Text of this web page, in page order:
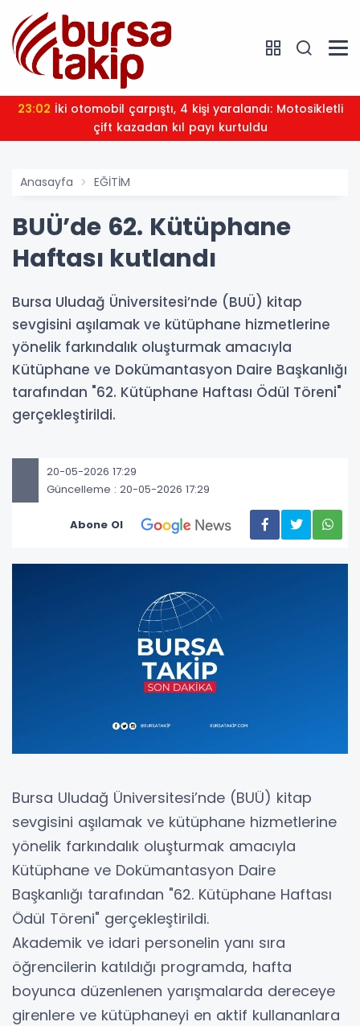
23:02
çift kazadan kıl payı kurtuldu
Anasayfa EĞİTİM
BUÜ’de 62. Kütüphane
Haftası kutlandı
Bursa Uludağ Üniversitesi’nde (BUÜ) kitap
sevgisini aşılamak ve kütüphane hizmetlerine
yönelik farkındalık oluşturmak amacıyla
Kütüphane ve Dokümantasyon Daire Başkanlığı
tarafından "62. Kütüphane Haftası Ödül Töreni"
gerçekleştirildi.
20-05-2026 17:29
Güncelleme : 20-05-2026 17:29
Abone Ol
Bursa Uludağ Üniversitesi’nde (BUÜ) kitap
sevgisini aşılamak ve kütüphane hizmetlerine
yönelik farkındalık oluşturmak amacıyla
Kütüphane ve Dokümantasyon Daire
Başkanlığı tarafından "62. Kütüphane Haftası
Ödül Töreni" gerçekleştirildi.
Akademik ve idari personelin yanı sıra
öğrencilerin katıldığı programda, hafta
boyunca düzenlenen yarışmalarda dereceye
girenlere ve kütüphaneyi en aktif kullananlara